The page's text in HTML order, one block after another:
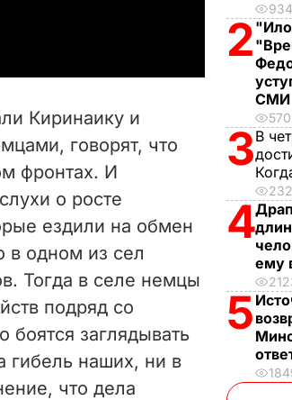
Киринаику и
говорят, что
фронтах. И
о росте
ездили на обмен
в одном из сел
Тогда в селе немцы
подряд со
боятся заглядывать
гибель наших, ни в
что дела
2
СМИ
3В
4
ему
5